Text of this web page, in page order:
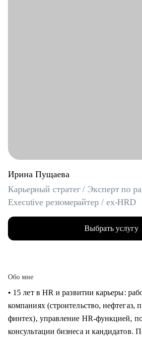
Ирина Пущаева
Карьерный стратег / Эксперт по
Executive резюмерайтер / ex-HRD
Выбрать услугу
Обо мне
• 15 лет в HR и развитии карьеры:
компаниях (строительство, нефтегаз,
финтех), управление HR-функцией,
консультации бизнеса и кандидатов.